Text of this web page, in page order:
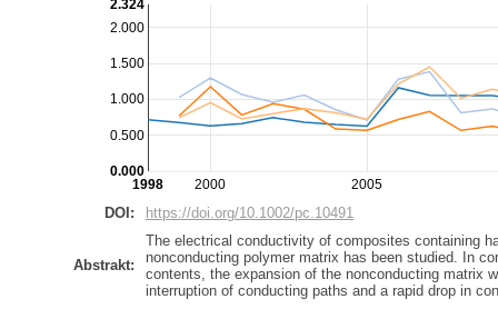
2000 2005
1998
0.500
1.000
1.500
2.000
0.000
2.324
DOI: https://doi.org/10.1002/pc.10491
Abstrakt:
The electrical conductivity of composites containing
nonconducting polymer matrix has been studied. In
contents, the expansion of the nonconducting matrix
interruption of conducting paths and a rapid drop in